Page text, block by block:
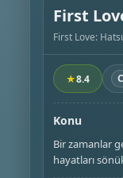
First
First Love:
★8.4
Konu
Bir zamanlar
hayatları